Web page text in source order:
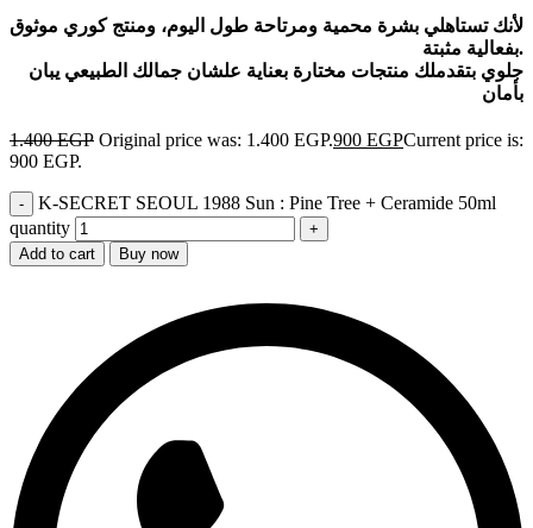
لأنك تستاهلي بشرة محمية ومرتاحة طول اليوم، ومنتج كوري موثوق
بفعالية مثبتة.
جلوي بتقدملك منتجات مختارة بعناية علشان جمالك الطبيعي يبان
بأمان
1.400EGP Original price was: 1.400 EGP.900 EGPCurrent price is:
900 EGP.
K-SECRET SEOUL 1988 Sun : Pine Tree + Ceramide 50ml
quantity
Add to cart Buy now